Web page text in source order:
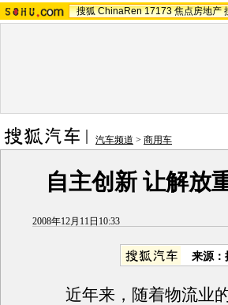
搜狐 ChinaRen 17173 焦点房地产
汽车频道 > 商用车
自主创新 让解放
2008年12月11日10:33
来源：
近年来，随着物流业的